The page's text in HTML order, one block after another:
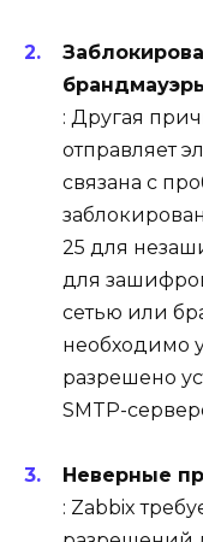
: Другая
отправляет
связана с
25 для
для
сетью или
необходимо
разрешено
SMTP-
Неверные
: Zabbix